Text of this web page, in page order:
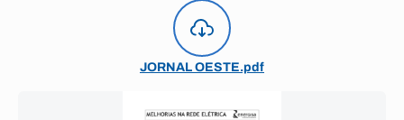
JORNAL OESTE.pdf